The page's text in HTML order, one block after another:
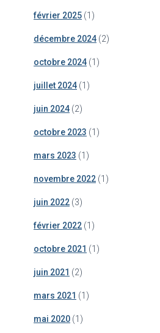
février 2025 (1)
décembre 2024 (2)
octobre 2024 (1)
juillet 2024 (1)
juin 2024 (2)
octobre 2023 (1)
mars 2023 (1)
novembre 2022 (1)
juin 2022 (3)
février 2022 (1)
octobre 2021 (1)
juin 2021 (2)
mars 2021 (1)
mai 2020 (1)